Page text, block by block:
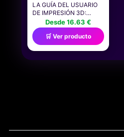
LA GUÍA DEL USUARIO
DE IMPRESIÓN 3D:
CONFIGURACIÓN DE
MASTER SLICER,
CONCEPTOS BÁSICOS
DE CÓDIGO G,
CALIBRACIÓN Y
SOLUCIÓN DE
Desde 16.63 €
🛒 Ver producto